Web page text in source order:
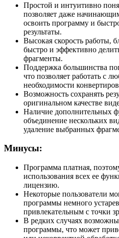
Простой и интуитивно
позволяет даже
освоить программу и
результаты.
Высокая скорость работы,
быстро и эффективно
фрагменты.
Поддержка большинства
что позволяет работать с
необходимости
Возможность сохранять
оригинальном качестве
Наличие дополнительных
объединение нескольких
удаление выбранных
Минусы:
Программа платная,
использования всех ее
лицензию.
Некоторые пользователи
программы немного
привлекательным с точки
В редких случаях
программы, что может